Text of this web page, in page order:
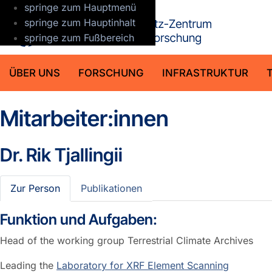
springe zum Hauptmenü
springe zum Hauptinhalt
springe zum Fußbereich
ÜBER UNS FORSCHUNG INFRASTRUKTUR
Mitarbeiter:innen
Dr.Rik Tjallingii
Zur Person Publikationen
Funktion und Aufgaben:
Head of the working group Terrestrial Climate Archives
Leading the Laboratory for XRF Element Scanning